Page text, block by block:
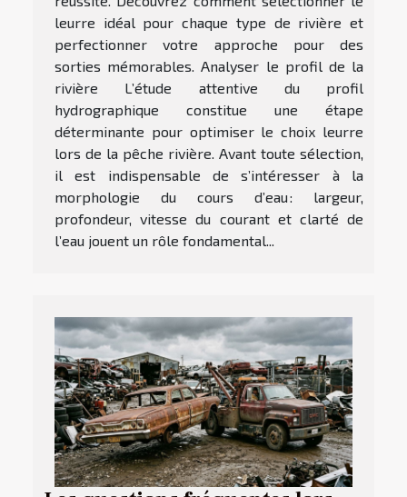
leurre idéal pour chaque type de rivière et
perfectionner votre approche pour des
sorties mémorables. Analyser le profil de la
rivière L’étude attentive du profil
hydrographique constitue une étape
déterminante pour optimiser le choix leurre
lors de la pêche rivière. Avant toute sélection,
il est indispensable de s’intéresser à la
morphologie du cours d’eau : largeur,
profondeur, vitesse du courant et clarté de
l’eau jouent un rôle fondamental...